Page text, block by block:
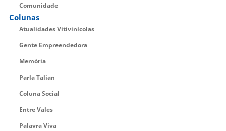
Comunidade
Colunas
Atualidades Vitivinícolas
Gente Empreendedora
Memória
Parla Talian
Coluna Social
Entre Vales
Palavra Viva